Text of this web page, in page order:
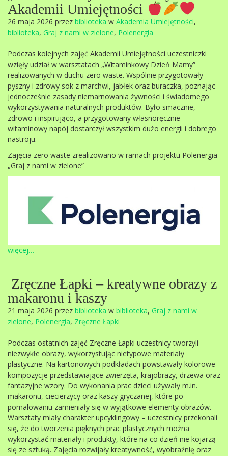
Akademii Umiejętności
26 maja 2026 przez biblioteka w Akademia Umiejętności,
biblioteka, Graj z nami w zielone, Polenergia
Podczas kolejnych zajęć Akademii Umiejętności uczestniczki
wzięły udział w warsztatach „Witaminkowy Dzień Mamy”
realizowanych w duchu zero waste. Wspólnie przygotowały
pyszny i zdrowy sok z marchwi, jabłek oraz buraczka, poznając
jednocześnie zasady niemarnowania żywności i świadomego
wykorzystywania naturalnych produktów. Było smacznie,
zdrowo i inspirująco, a przygotowany własnoręcznie
witaminowy napój dostarczył wszystkim dużo energii i dobrego
nastroju.
Zajęcia zero waste zrealizowano w ramach projektu Polenergia
„Graj z nami w zielone”
więcej…
Zręczne Łapki – kreatywne obrazy z
makaronu i kaszy
21 maja 2026 przez biblioteka w biblioteka, Graj z nami w
zielone, Polenergia, Zręczne Łapki
Podczas ostatnich zajęć Zręczne Łapki uczestnicy tworzyli
niezwykłe obrazy, wykorzystując nietypowe materiały
plastyczne. Na kartonowych podkładach powstawały kolorowe
kompozycje przedstawiające zwierzęta, krajobrazy, drzewa oraz
fantazyjne wzory. Do wykonania prac dzieci używały m.in.
makaronu, ciecierzycy oraz kaszy gryczanej, które po
pomalowaniu zamieniały się w wyjątkowe elementy obrazów.
Warsztaty miały charakter upcyklingowy – uczestnicy przekonali
się, że do tworzenia pięknych prac plastycznych można
wykorzystać materiały i produkty, które na co dzień nie kojarzą
się ze sztuką. Zajęcia rozwijały kreatywność, wyobraźnię oraz